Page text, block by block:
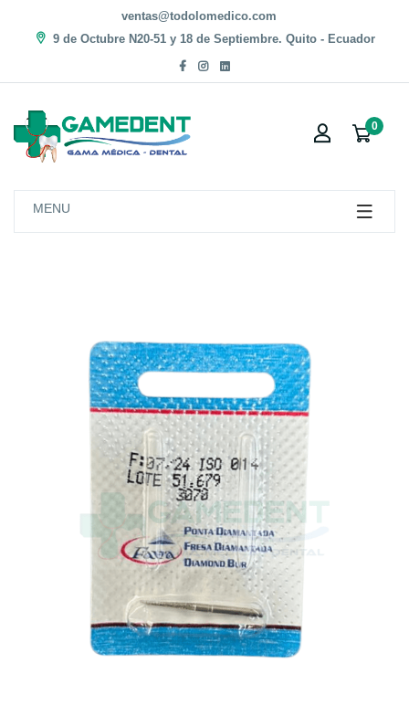
ventas@todolomedico.com
9 de Octubre N20-51 y 18 de Septiembre. Quito - Ecuador
0
MENU